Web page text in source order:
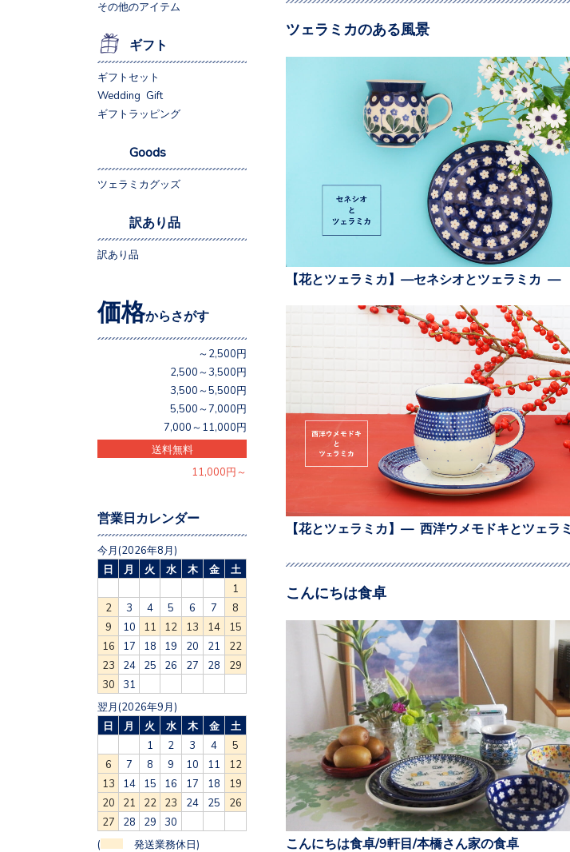
ツェラミカのある風景
【花とツェラミカ】—セネシオとツェラミカ —
【花とツェラミカ】— 西洋ウメモドキとツェ
こんにちは食卓
こんにちは食卓/9軒目/本橋さん家の食卓
その他のアイテム
ギフト
ギフトセット
Wedding Gift
ギフトラッピング
Goods
ツェラミカグッズ
訳あり品
訳あり品
価格からさがす
～2,500円
2,500～3,500円
3,500～5,500円
5,500～7,000円
7,000～11,000円
送料無料
11,000円～
営業日カレンダー
今月(2026年8月)
日
月 火 水 木 金
土
1
2
3 4 5 6 7
8
9
10 11 12 13 14
15
16
17 18 19 20 21
22
23
24 25 26 27 28
29
30
31
翌月(2026年9月)
日
月 火 水 木 金
土
1
2 3 4
5
6
7 8 9 10 11
12
13
14 15 16 17 18
19
20
21 22 23 24 25
26
27
28 29 30
( 発送業務休日)